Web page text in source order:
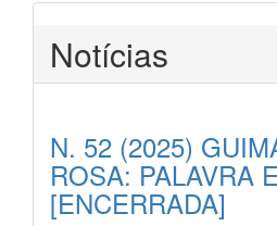
Notícias
N. 52 (2025)
ROSA: PALAVRA
[ENCERRADA]